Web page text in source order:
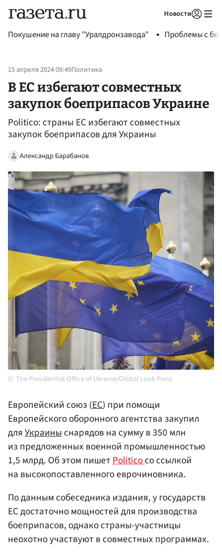
Новости
Покушение на главу "Уралдронзавода" Проблемы с
15 апреля 2024 09:49Политика
В ЕС избегают совместных
закупок боеприпасов Украине
Politico: страны ЕС избегают совместных
закупок боеприпасов для Украины
Александр Барабанов
The Presidential Office of Ukraine/Global Look Press
Европейский союз (ЕС) при помощи
Европейского оборонного агентства закупил
дляУкраиныснарядов на сумму в 350 млн
из предложенных военной промышленностью
1,5 млрд. Об этом пишетPoliticoсо ссылкой
на высокопоставленного еврочиновника.
По данным собеседника издания, у государств
ЕС достаточно мощностей для производства
боеприпасов, однако страны-участницы
неохотно участвуют в совместных программах.